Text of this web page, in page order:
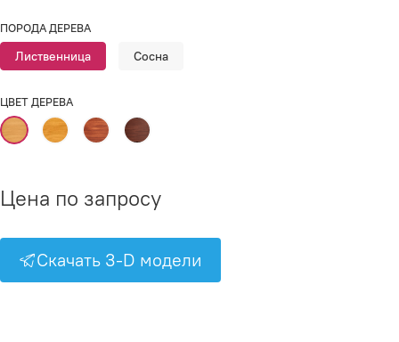
Цена по запросу
Скачать 3-D модели
ПОРОДА ДЕРЕВА
Лиственница Сосна
ЦВЕТ ДЕРЕВА